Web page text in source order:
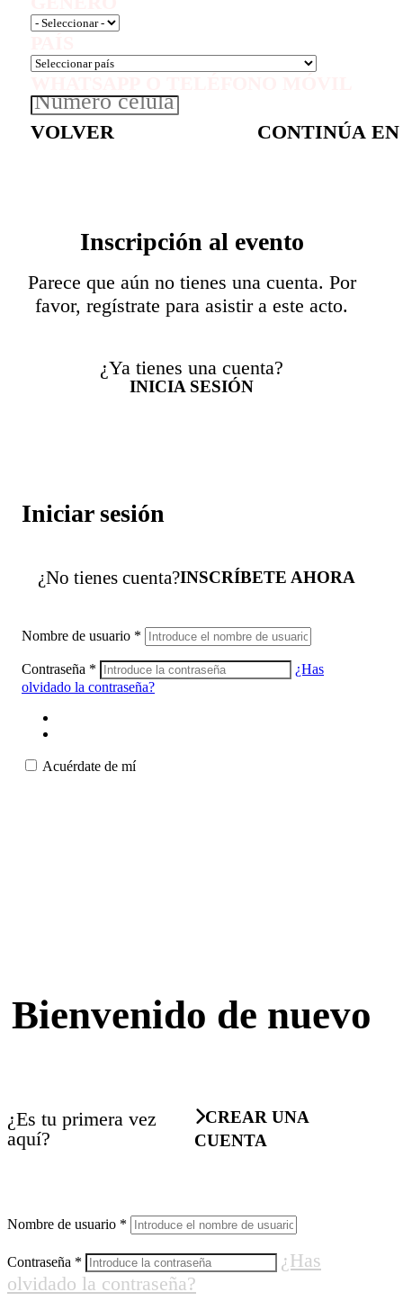
VOLVER CONTINÚA EN
Inscripción al evento
Parece que aún no tienes una cuenta. Por
favor, regístrate para asistir a este acto.
¿Ya tienes una cuenta?
INICIA SESIÓN
Iniciar sesión
¿No tienes cuenta?INSCRÍBETE AHORA
Nombre de usuario *
Contraseña *
¿Has
olvidado la contraseña?
Acuérdate de mí
Bienvenido de nuevo
¿Es tu primera vez
aquí?
CREAR UNA
CUENTA
Nombre de usuario *
Contraseña *
¿Has
olvidado la contraseña?